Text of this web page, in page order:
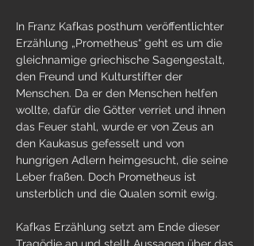
In Franz Kafkas posthum veröffentlichter
Erzählung „Prometheus“ geht es um die
gleichnamige griechische Sagengestalt,
den Freund und Kulturstifter der
Menschen. Da er den Menschen helfen
wollte, dafür die Götter verriet und ihnen
das Feuer stahl, wurde er von Zeus an
den Kaukasus gefesselt und von
hungrigen Adlern heimgesucht, die seine
Leber fraßen. Doch Prometheus ist
unsterblich und die Qualen somit ewig.
Kafkas Erzählung setzt am Ende dieser